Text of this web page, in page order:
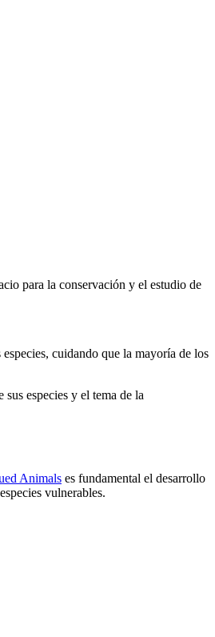
para la conservación y el estudio de
cuidando que la mayoría de los
especies y el tema de la
Animals es fundamental el desarrollo
vulnerables.